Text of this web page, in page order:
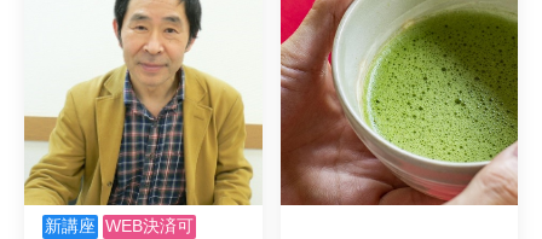
新講座 WEB決済可